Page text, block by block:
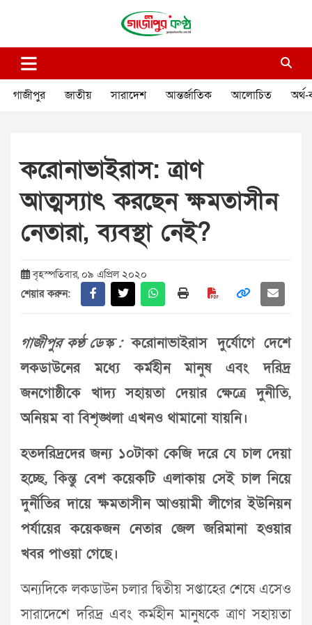
গাজীপুর কণ্ঠ
গাজীপুর জাতীয় সারাদেশ আন্তর্জাতিক আলোচিত অর্থ-
করোনাভাইরাস: ত্রাণ
আত্মস্যাৎ করছেন ক্ষমতাসীন
নেতারা, ব্যবস্থা নেই?
বৃহস্পতিবার, ০৯ এপ্রিল ২০২০
শেয়ার করুন:
গাজীপুর কণ্ঠ ডেস্ক :করোনাভাইরাস দুর্যোগে দেশে
লকডাউনের মধ্যে কর্মহীন মানুষ এবং দরিদ্র
জনগোষ্ঠীকে খাদ্য সহায়তা দেয়ার ক্ষেত্রে দুনীতি,
অনিয়ম বা বিশৃঙ্খলা এখনও থামানো যায়নি।
হতদরিদ্রদের জন্য ১০টাকা কেজি দরে যে চাল দেয়া
হচ্ছে, কিন্তু বেশ কয়েকটি এলাকায় সেই চাল নিয়ে
দুর্নীতির দায়ে ক্ষমতাসীন আওয়ামী লীগের ইউনিয়ন
পর্যায়ের কয়েকজন নেতার জেল জরিমানা হওয়ার
খবর পাওয়া গেছে।
অন্যদিকে লকডাউন চলার দ্বিতীয় সপ্তাহের শেষে এসেও
সারাদেশে দরিদ্র এবং কর্মহীন মানুষকে ত্রাণ সহায়তা